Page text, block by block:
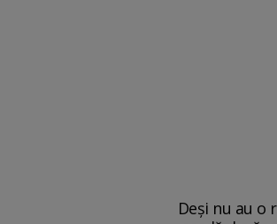
Deși nu au o